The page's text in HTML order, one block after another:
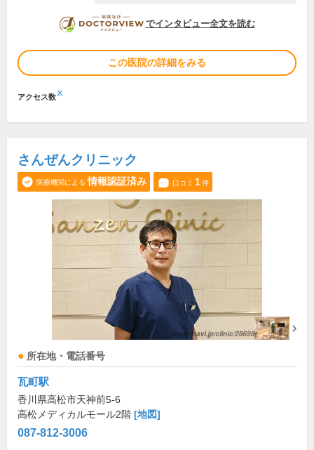
DOCTORVIEW
でインタビュー全文を読む
この医院の詳細をみる
アクセス数※
さんぜんクリニック
医療機関による 情報認証済み 口コミ 1件
所在地・電話番号
瓦町駅
香川県高松市天神前5-6
高松メディカルモール2階 [地図]
087-812-3006